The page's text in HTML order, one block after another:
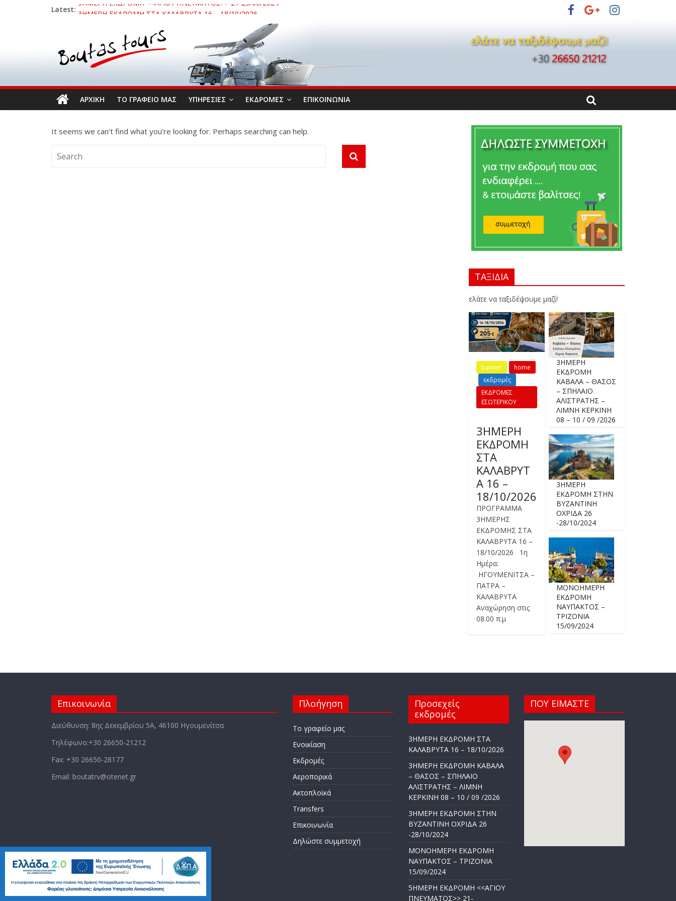
Latest: 5ΗΜΕΡΗ ΕΚΔΡΟΜΗ <<ΑΓΙΟΥ ΠΝΕΥΜΑΤΟΣ>> 21-25/06/2024
3ΗΜΕΡΗ ΕΚΔΡΟΜΗ ΚΑΒΑΛΑ – ΘΑΣΟΣ – ΣΠΗΛΑΙΟ ΑΛΙΣΤΡΑΤΗΣ – ΛΙΜΝΗ ΚΕΡΚΙΝΗ 08 – 10 / 09 /2026
3ΗΜΕΡΗ ΕΚΔΡΟΜΗ ΣΤΗΝ ΒΥΖΑΝΤΙΝΗ ΟΧΡΙΔΑ 26 -28/10/2024
ΜΟΝΟΗΜΕΡΗ ΕΚΔΡΟΜΗ ΝΑΥΠΑΚΤΟΣ – ΤΡΙΖΟΝΙΑ 15/09/2024
ΑΡΧΙΚΗ ΤΟ ΓΡΑΦΕΙΟ ΜΑΣ ΥΠΗΡΕΣΙΕΣ ΕΚΔΡΟΜΕΣ ΕΠΙΚΟΙΝΩΝΙΑ
It seems we can’t find what you’re looking for. Perhaps searching can help.
ΤΑΞΙΔΙΑ
ελάτε να ταξιδέψουμε μαζί!
banner
home
εκδρομές
ΕΚΔΡΟΜΕΣ
ΕΣΩΤΕΡΙΚΟΥ
3ΗΜΕΡΗ
ΕΚΔΡΟΜΗ
ΣΤΑ
ΚΑΛΑΒΡΥΤ
Α 16 –
18/10/2026
ΠΡΟΓΡΑΜΜΑ
3ΗΜΕΡΗΣ
ΕΚΔΡΟΜΗΣ ΣΤΑ
ΚΑΛΑΒΡΥΤΑ 16 –
18/10/2026 1η
Ημέρα:
ΗΓΟΥΜΕΝΙΤΣΑ –
ΠΑΤΡΑ –
ΚΑΛΑΒΡΥΤΑ
Αναχώρηση στις
08.00 π.μ
3ΗΜΕΡΗ
ΕΚΔΡΟΜΗ
ΚΑΒΑΛΑ – ΘΑΣΟΣ
– ΣΠΗΛΑΙΟ
ΑΛΙΣΤΡΑΤΗΣ –
ΛΙΜΝΗ ΚΕΡΚΙΝΗ
08 – 10 / 09 /2026
3ΗΜΕΡΗ
ΕΚΔΡΟΜΗ ΣΤΗΝ
ΒΥΖΑΝΤΙΝΗ
ΟΧΡΙΔΑ 26
-28/10/2024
ΜΟΝΟΗΜΕΡΗ
ΕΚΔΡΟΜΗ
ΝΑΥΠΑΚΤΟΣ –
ΤΡΙΖΟΝΙΑ
15/09/2024
Επικοινωνία
Διεύθυνση: 8ης Δεκεμβρίου 5Α, 46100 Ηγουμενίτσα
Τηλέφωνο:+30 26650-21212
Fax: +30 26650-28177
Email: boutatrv@otenet.gr
Πλοήγηση
Το γραφείο μας
Ενοικίαση
Εκδρομές
Αεροπορικά
Ακτοπλοϊκά
Transfers
Επικοινωνία
Δηλώστε συμμετοχή
Προσεχείς
εκδρομές
3ΗΜΕΡΗ ΕΚΔΡΟΜΗ ΣΤΑ
ΚΑΛΑΒΡΥΤΑ 16 – 18/10/2026
3ΗΜΕΡΗ ΕΚΔΡΟΜΗ ΚΑΒΑΛΑ
– ΘΑΣΟΣ – ΣΠΗΛΑΙΟ
ΑΛΙΣΤΡΑΤΗΣ – ΛΙΜΝΗ
ΚΕΡΚΙΝΗ 08 – 10 / 09 /2026
3ΗΜΕΡΗ ΕΚΔΡΟΜΗ ΣΤΗΝ
ΒΥΖΑΝΤΙΝΗ ΟΧΡΙΔΑ 26
-28/10/2024
ΜΟΝΟΗΜΕΡΗ ΕΚΔΡΟΜΗ
ΝΑΥΠΑΚΤΟΣ – ΤΡΙΖΟΝΙΑ
15/09/2024
5ΗΜΕΡΗ ΕΚΔΡΟΜΗ <<ΑΓΙΟΥ
ΠΝΕΥΜΑΤΟΣ>> 21-
ΠΟΥ ΕΙΜΑΣΤΕ